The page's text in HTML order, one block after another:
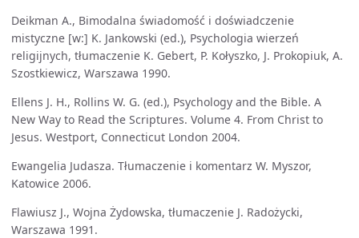
Deikman A., Bimodalna świadomość i doświadczenie
mistyczne [w:] K. Jankowski (ed.), Psychologia wierzeń
religijnych, tłumaczenie K. Gebert, P. Kołyszko, J. Prokopiuk, A.
Szostkiewicz, Warszawa 1990.
Ellens J. H., Rollins W. G. (ed.), Psychology and the Bible. A
New Way to Read the Scriptures. Volume 4. From Christ to
Jesus. Westport, Connecticut London 2004.
Ewangelia Judasza. Tłumaczenie i komentarz W. Myszor,
Katowice 2006.
Flawiusz J., Wojna Żydowska, tłumaczenie J. Radożycki,
Warszawa 1991.